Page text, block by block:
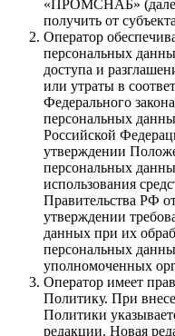
«ПРОМСНАБ»
получить от
Оператор
персональных
доступа и
или утраты в
Федерального
персональных
Российской
утверждении
персональных
использования
Правительства РФ
утверждении
данных при их
персональных
уполномоченных
Оператор имеет
Политику. При
Политики
редакции. Новая